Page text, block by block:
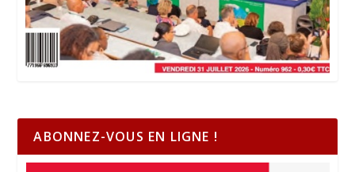
ABONNEZ-VOUS EN LIGNE !